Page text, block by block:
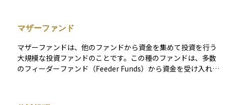
て、定期的に実施されます。 例えば、株式が上昇して目標比率
を超えた場合、その一部を売却して債券や現金に再配分すると
いった調整を行います。なお、近年では自動リバランス機能を
提供する投資サービスも登場しています。
マザーファンド
マザーファンドは、他のファンドから資金を集めて投資を行う
大規模な投資ファンドのことです。この種のファンドは、多数
のフィーダーファンド（Feeder Funds）から資金を受け入れ、